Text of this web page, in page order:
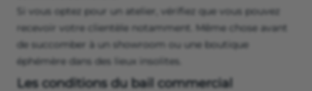
de nombreuses villes de province. Pour le
bailleur, la vacance locative est l’ennemi de la
rentabilité. Il peut alors accepter plus
facilement de louer son local à un créateur